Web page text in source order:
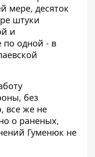
мере, десяток
штуки
и
одной - в
без
все же не
о раненых,
Гуменюк не